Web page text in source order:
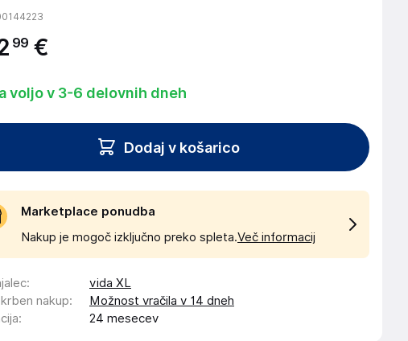
99 €
voljo v 3-6 delovnih dneh
Dodaj v košarico
Marketplace ponudba
Nakup je mogoč izključno preko spleta.Več informacij
:
vida XL
nakup:
Možnost vračila v 14 dneh
: 24 mesecev